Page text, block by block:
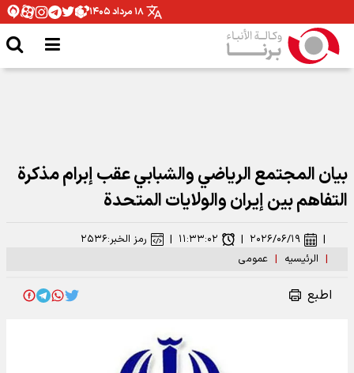
۱۸ مرداد ۱۴۰۵
بيان المجتمع الرياضي والشبابي عقب إبرام مذكرة
التفاهم بين إيران والولايات المتحدة
| الرئیسیه | عمومی
| ۲۰۲۶/۰۶/۱۹ | ۱۱:۳۳:۰۲ | رمز الخبر:۲۵۳۶
اطبع